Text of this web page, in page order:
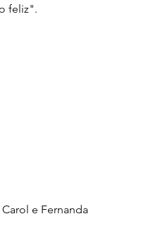
feliz".
Carol e Fernanda